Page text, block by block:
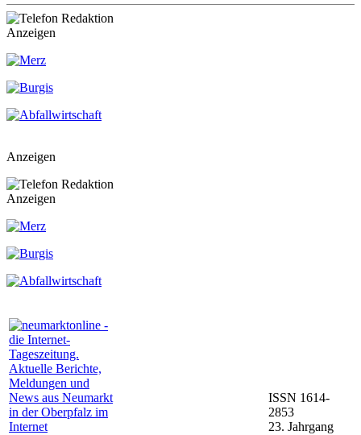
Anzeigen
Anzeigen
Anzeigen
ISSN 1614-
2853
23. Jahrgang